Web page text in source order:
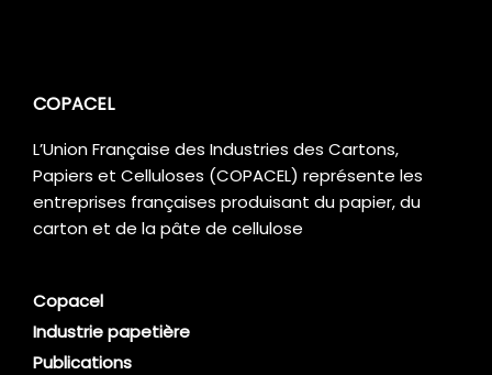
COPACEL
L’Union Française des Industries des Cartons,
Papiers et Celluloses (COPACEL) représente les
entreprises françaises produisant du papier, du
carton et de la pâte de cellulose
Copacel
Industrie papetière
Publications